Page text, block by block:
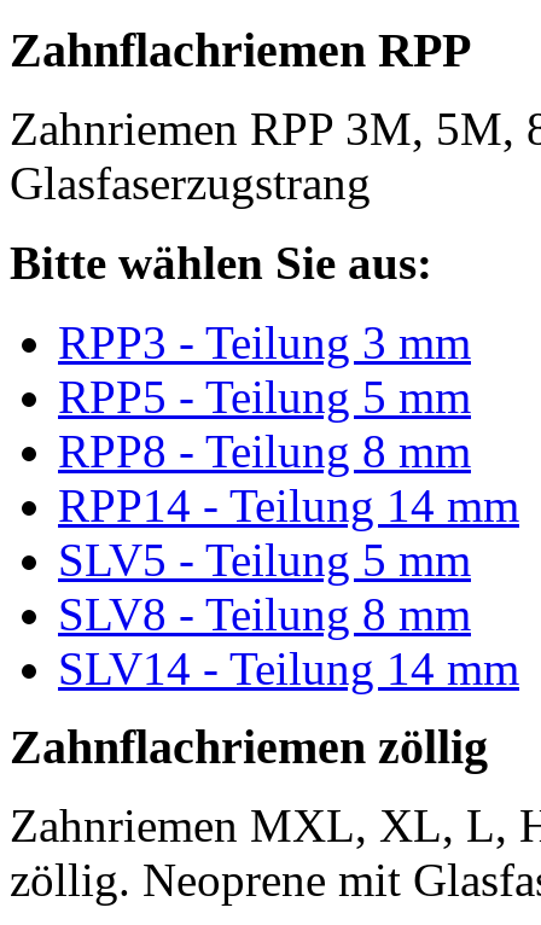
Zahnflachriemen RPP
Zahnriemen RPP 3M, 5M,
Glasfaserzugstrang
Bitte wählen Sie aus:
RPP3 - Teilung 3 mm
RPP5 - Teilung 5 mm
RPP8 - Teilung 8 mm
RPP14 - Teilung 14 mm
SLV5 - Teilung 5 mm
SLV8 - Teilung 8 mm
SLV14 - Teilung 14 mm
Zahnflachriemen zöllig
Zahnriemen MXL, XL, L,
zöllig. Neoprene mit